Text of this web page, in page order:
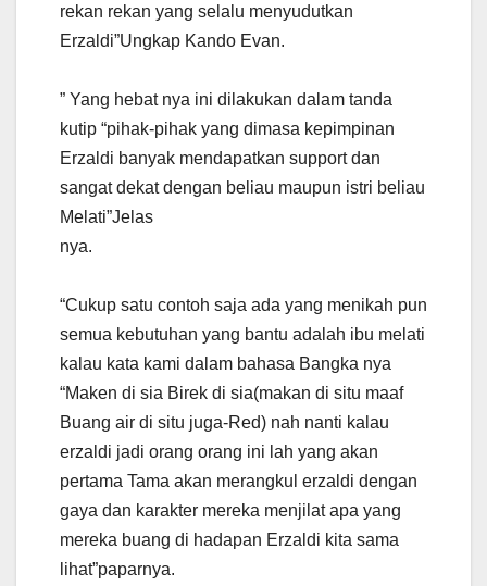
rekan rekan yang selalu menyudutkan
Erzaldi”Ungkap Kando Evan.
” Yang hebat nya ini dilakukan dalam tanda
kutip “pihak-pihak yang dimasa kepimpinan
Erzaldi banyak mendapatkan support dan
sangat dekat dengan beliau maupun istri beliau
Melati”Jelas
nya.
“Cukup satu contoh saja ada yang menikah pun
semua kebutuhan yang bantu adalah ibu melati
kalau kata kami dalam bahasa Bangka nya
“Maken di sia Birek di sia(makan di situ maaf
Buang air di situ juga-Red) nah nanti kalau
erzaldi jadi orang orang ini lah yang akan
pertama Tama akan merangkul erzaldi dengan
gaya dan karakter mereka menjilat apa yang
mereka buang di hadapan Erzaldi kita sama
lihat”paparnya.